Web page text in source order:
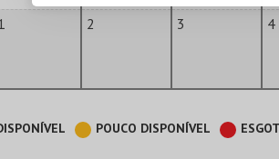
2 3 4
POUCO DISPONÍVEL